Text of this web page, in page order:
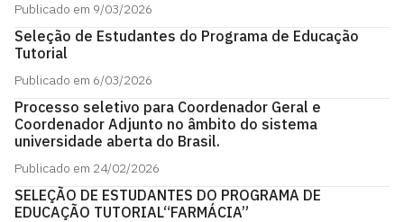
Publicado em 9/03/2026
Seleção de Estudantes do Programa de Educação
Tutorial
Publicado em 6/03/2026
Processo seletivo para Coordenador Geral e
Coordenador Adjunto no âmbito do sistema
universidade aberta do Brasil.
Publicado em 24/02/2026
SELEÇÃO DE ESTUDANTES DO PROGRAMA DE
EDUCAÇÃO TUTORIAL“FARMÁCIA”